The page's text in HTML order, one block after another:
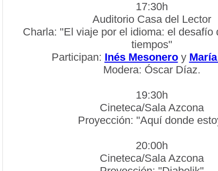
17:30h
Auditorio Casa del Lector
Charla: "El viaje por el idioma: el desafío
tiempos"
Participan: Inés Mesoneroy
Modera: Óscar Díaz.
19:30h
Cineteca/Sala Azcona
Proyección: "Aquí donde
20:00h
Cineteca/Sala Azcona